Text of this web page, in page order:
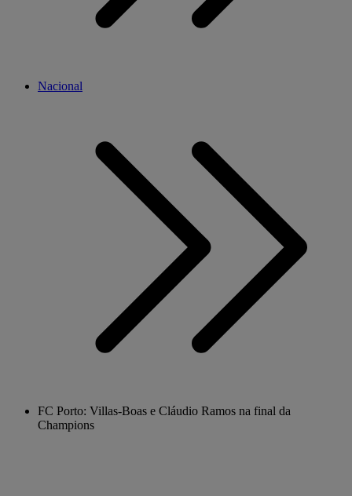
Nacional
FC Porto: Villas-Boas e Cláudio Ramos na final da
Champions